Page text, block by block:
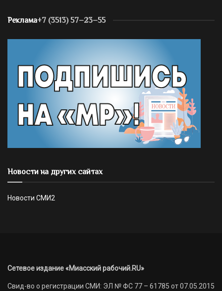
Реклама+7 (3513) 57–23–55
Новости на других сайтах
Новости СМИ2
Сетевое издание «Миасский рабочий.RU»
Свид-во о регистрации СМИ: ЭЛ № ФС 77 – 61785 от 07.05.2015